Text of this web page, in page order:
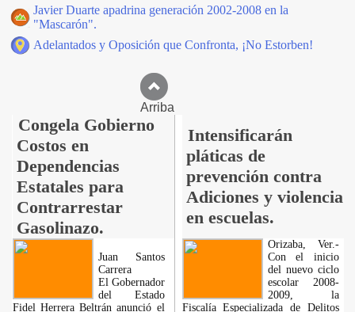
Javier Duarte apadrina generación 2002-2008 en la
"Mascarón".
Adelantados y Oposición que Confronta, ¡No Estorben!
Arriba
Congela Gobierno
Costos en
Dependencias
Estatales para
Contrarrestar
Gasolinazo.
Intensificarán
pláticas de
prevención contra
Adiciones y violencia
en escuelas.
Juan Santos
Carrera
El Gobernador
del Estado
Fidel Herrera Beltrán anunció el
Orizaba, Ver.-
Con el inicio
del nuevo ciclo
escolar 2008-
2009, la
Fiscalía Especializada de Delitos